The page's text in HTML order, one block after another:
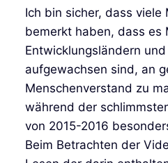
Ich bin sicher, dass viele
bemerkt haben, dass es
Entwicklungsländern
aufgewachsen sind, an
Menschenverstand zu
während der
von 2015-2016
Beim Betrachten der